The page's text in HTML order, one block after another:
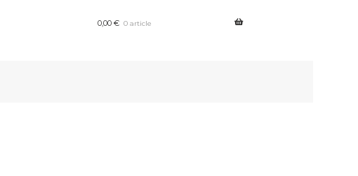
0,00 € 0 article